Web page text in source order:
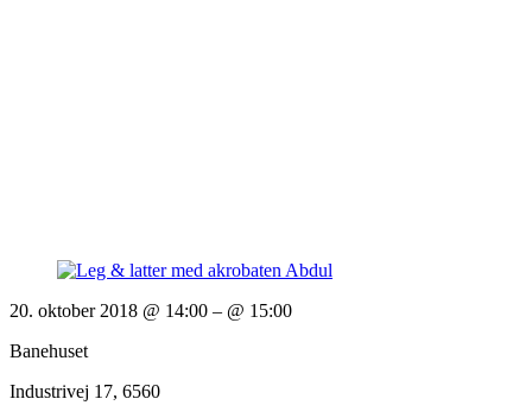
20. oktober 2018 @ 14:00 – @ 15:00
Banehuset
Industrivej 17, 6560